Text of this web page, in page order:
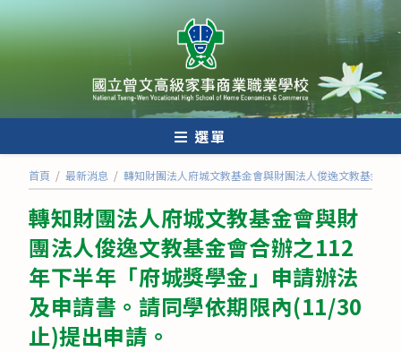
跳
轉
至
內
選單
首頁 / 最新消息 / 轉知財團法人府城文教基金會與財團法人俊逸文教基金
轉知財團法人府城文教基金會與財
團法人俊逸文教基金會合辦之112
年下半年「府城獎學金」申請辦法
及申請書。請同學依期限內(11/30
止)提出申請。